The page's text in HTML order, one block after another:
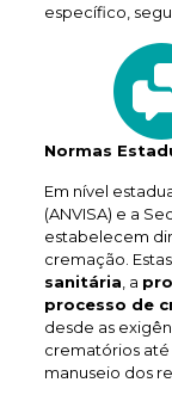
específico,
Normas
Em nível
(ANVISA) e a
estabelecem
cremação.
sanitária , a
processo de
desde as
crematórios
manuseio dos